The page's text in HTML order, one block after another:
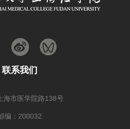
联系我们
海市医学院路138号
编：200032